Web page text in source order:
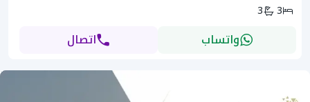
3
3
واتساب اتصال